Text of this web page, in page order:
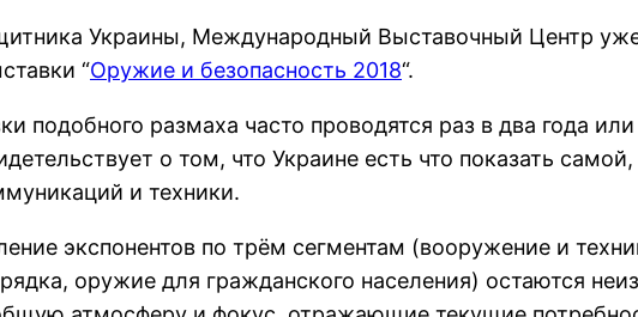
Украины, Международный Выставочный Центр
“Оружие и безопасность 2018“.
подобного размаха часто проводятся раз в два года
о том, что Украине есть что показать
и техники.
экспонентов по трём сегментам (вооружение и
оружие для гражданского населения) остаются